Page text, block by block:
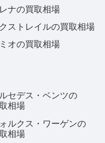
ナの買取相場
ストレイルの買取相場
オの買取相場
セデス・ベンツの
相場
ルクス・ワーゲンの
相場